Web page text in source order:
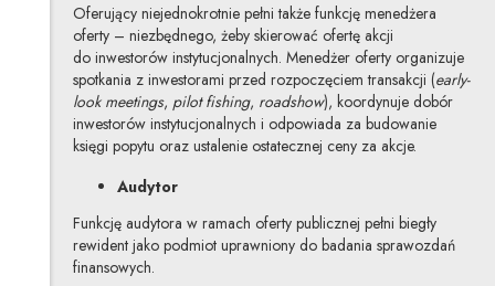
Oferujący niejednokrotnie pełni także funkcję menedżera
oferty – niezbędnego, żeby skierować ofertę akcji
do inwestorów instytucjonalnych. Menedżer oferty organizuje
spotkania z inwestorami przed rozpoczęciem transakcji (early-
look meetings, pilot fishing, roadshow), koordynuje dobór
inwestorów instytucjonalnych i odpowiada za budowanie
księgi popytu oraz ustalenie ostatecznej ceny za akcje.
Audytor
Funkcję audytora w ramach oferty publicznej pełni biegły
rewident jako podmiot uprawniony do badania sprawozdań
finansowych.